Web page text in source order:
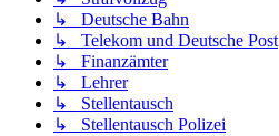
↳ Deutsche Bahn
↳ Telekom und Deutsche Post
↳ Finanzämter
↳ Lehrer
↳ Stellentausch
↳ Stellentausch Polizei